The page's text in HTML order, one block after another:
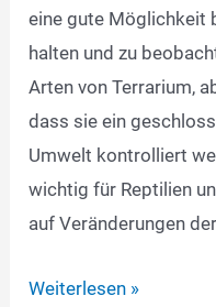
eine gute Möglichkeit
halten und zu
Arten von Terrarium,
dass sie ein
Umwelt kontrolliert
wichtig für Reptilien
auf Veränderungen
Die
Weiterlesen »